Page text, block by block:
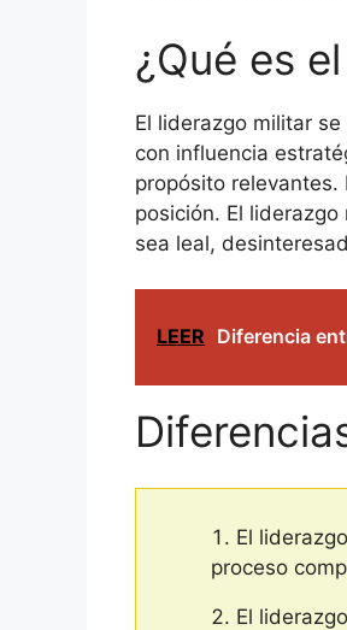
¿Qué es
El liderazgo militar
con influencia
propósito
posición. El
sea leal,
LEER Diferencia
El
proceso
El